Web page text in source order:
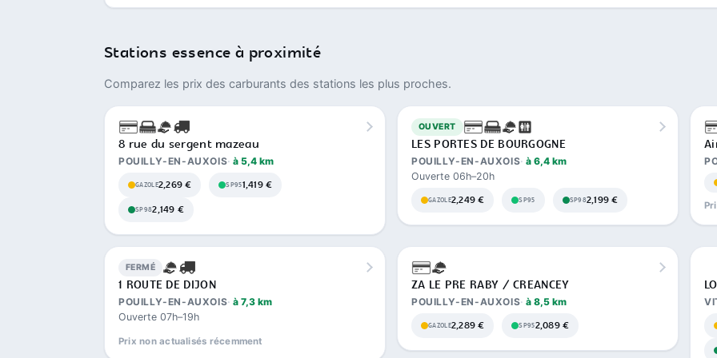
Stations essence à proximité
Comparez les prix des carburants des stations les plus proches.
8 rue du sergent mazeau
POUILLY-EN-AUXOIS à 5,4 km
GAZOLE2,269 € SP951,419 €
SP982,149 €
OUVERT
LES PORTES DE BOURGOGNE
POUILLY-EN-AUXOIS à 6,4 km
Ouverte 06h–20h
GAZOLE2,249 € SP95 SP982,199 €
FERMÉ
1 ROUTE DE DIJON
POUILLY-EN-AUXOIS à 7,3 km
Ouverte 07h–19h
Prix non actualisés récemment
ZA LE PRE RABY / CREANCEY
POUILLY-EN-AUXOIS à 8,5 km
GAZOLE2,289 € SP952,089 €